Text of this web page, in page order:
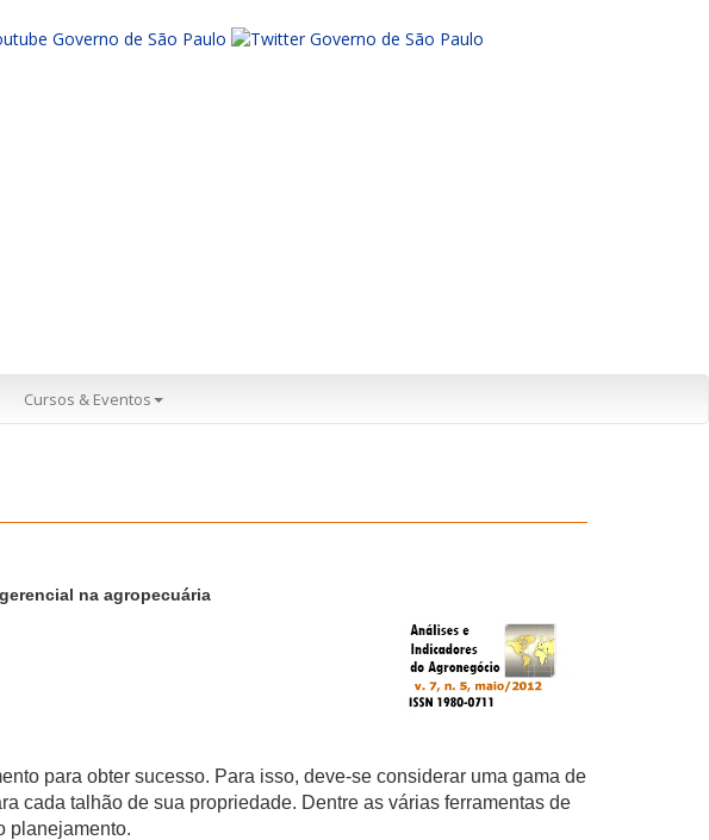
Cursos & Eventos
na agropecuária
para obter sucesso. Para isso, deve-se considerar uma gama de
cada talhão de sua propriedade. Dentre as várias ferramentas de
planejamento.